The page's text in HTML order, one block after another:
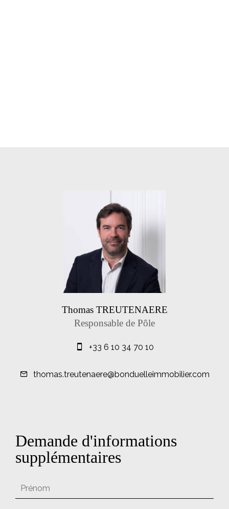
Thomas TREUTENAERE
Responsable de Pôle
+33 6 10 34 70 10
thomas.treutenaere@bonduelleimmobilier.com
Demande d'informations
supplémentaires